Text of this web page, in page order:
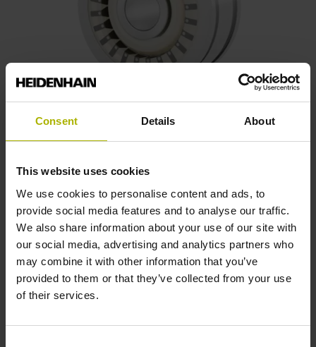
Consent Details About
This website uses cookies
We use cookies to personalise content and ads, to
provide social media features and to analyse our traffic.
We also share information about your use of our site with
our social media, advertising and analytics partners who
may combine it with other information that you’ve
provided to them or that they’ve collected from your use
of their services.
LTN Resolvers (旋轉變壓器)是一種感應式量測裝置，可用
性運動的位置量測。LTN Resolvers (旋轉變壓器)廣泛應用
於對堅固性及可靠性有高度要求的工業環境與應用場合。
瀏覽產品